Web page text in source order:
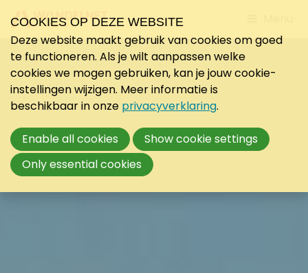
to
COOKIES OP DEZE WEBSITE
Deze website maakt gebruik van cookies om goed
te functioneren. Als je wilt aanpassen welke
cookies we mogen gebruiken, kan je jouw cookie-
instellingen wijzigen. Meer informatie is
beschikbaar in onze privacyverklaring.
Enable all cookies
Show cookie settings
Only essential cookies